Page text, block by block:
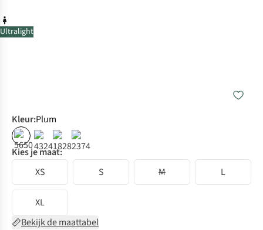
Ultralight
Kleur:Plum
Kies je maat:
XS
S M L
XL
Bekijk de maattabel